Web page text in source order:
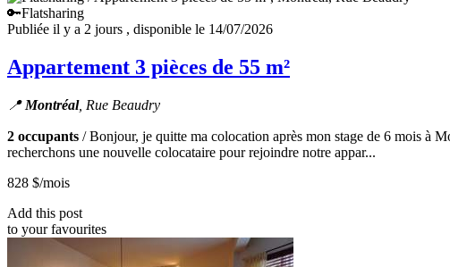
🔑Flatsharing
Publiée il y a 2 jours , disponible le 14/07/2026
Appartement 3 pièces de 55 m²
📍 Montréal, Rue Beaudry
2 occupants / Bonjour, je quitte ma colocation après mon stage de 6 mois à
recherchons une nouvelle colocataire pour rejoindre notre appar...
828 $/mois
Add this post
to your favourites